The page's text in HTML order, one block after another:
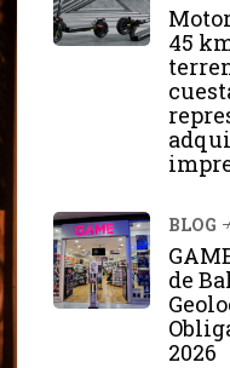
45
BLOG
de
2026